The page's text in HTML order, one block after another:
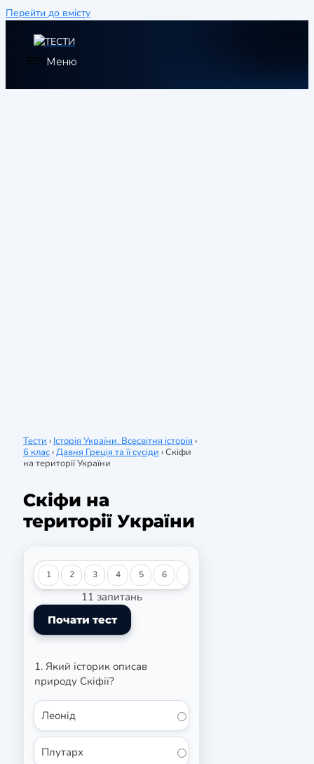
Перейти до вмісту
Меню
Тести › Історія України. Всесвітня історія ›
6 клас›Давня Греція та її сусіди ›Скіфи
на території України
Скіфи на
території України
1 2 3 4 5 6
11 запитань
1. Який історик описав
природу Скіфії?
Леонід
Плутарх